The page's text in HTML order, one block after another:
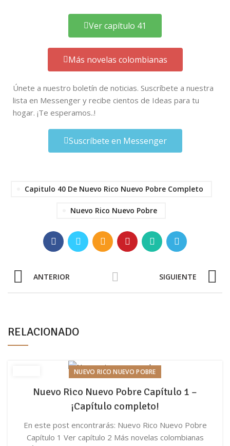
Ver capítulo 41
Más novelas colombianas
Únete a nuestro boletín de noticias. Suscríbete a nuestra
lista en Messenger y recibe cientos de Ideas para tu
hogar. ¡Te esperamos..!
Suscríbete en Messenger
Capitulo 40 De Nuevo Rico Nuevo Pobre Completo
Nuevo Rico Nuevo Pobre
ANTERIOR SIGUIENTE
RELACIONADO
NUEVO RICO NUEVO POBRE
Nuevo Rico Nuevo Pobre Capítulo 1 –
¡Capítulo completo!
En este post encontrarás: Nuevo Rico Nuevo Pobre
Capítulo 1 Ver capítulo 2 Más novelas colombianas